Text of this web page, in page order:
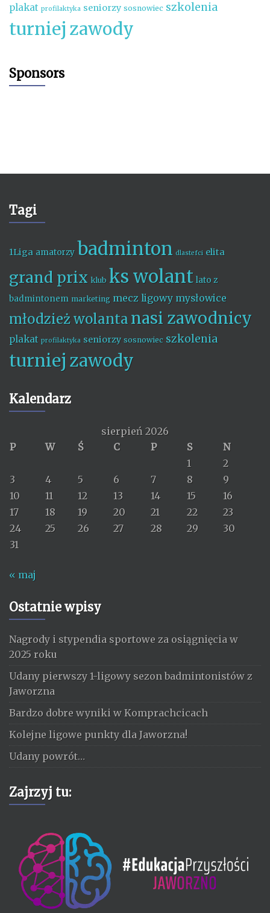
plakat profilaktyka seniorzy sosnowiec szkolenia
turniej zawody
Sponsors
Tagi
1Liga amatorzy badminton dlastefci elita
grand prix klub ks wolant lato z
badmintonem marketing mecz ligowy mysłowice
młodzież wolanta nasi zawodnicy
plakat profilaktyka seniorzy sosnowiec szkolenia
turniej zawody
Kalendarz
sierpień 2026
P
W Ś C P S
N
1
2
3
4 5 6 7 8
9
10
11 12 13 14 15
16
17
18 19 20 21 22
23
24
25 26 27 28 29
30
31
« maj
Ostatnie wpisy
Nagrody i stypendia sportowe za osiągnięcia w
2025 roku
Udany pierwszy 1-ligowy sezon badmintonistów z
Jaworzna
Bardzo dobre wyniki w Komprachcicach
Kolejne ligowe punkty dla Jaworzna!
Udany powrót…
Zajrzyj tu: